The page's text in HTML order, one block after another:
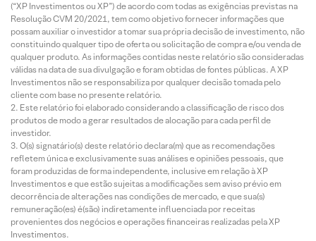
(“XP Investimentos ou XP”) de acordo com todas as exigências previstas na
Resolução CVM 20/2021, tem como objetivo fornecer informações que
possam auxiliar o investidor a tomar sua própria decisão de investimento, não
constituindo qualquer tipo de oferta ou solicitação de compra e/ou venda de
qualquer produto. As informações contidas neste relatório são consideradas
válidas na data de sua divulgação e foram obtidas de fontes públicas. A XP
Investimentos não se responsabiliza por qualquer decisão tomada pelo
cliente com base no presente relatório.
Este relatório foi elaborado considerando a classificação de risco dos
produtos de modo a gerar resultados de alocação para cada perfil de
investidor.
O(s) signatário(s) deste relatório declara(m) que as recomendações
refletem única e exclusivamente suas análises e opiniões pessoais, que
foram produzidas de forma independente, inclusive em relação à XP
Investimentos e que estão sujeitas a modificações sem aviso prévio em
decorrência de alterações nas condições de mercado, e que sua(s)
remuneração(es) é(são) indiretamente influenciada por receitas
provenientes dos negócios e operações financeiras realizadas pela XP
Investimentos.